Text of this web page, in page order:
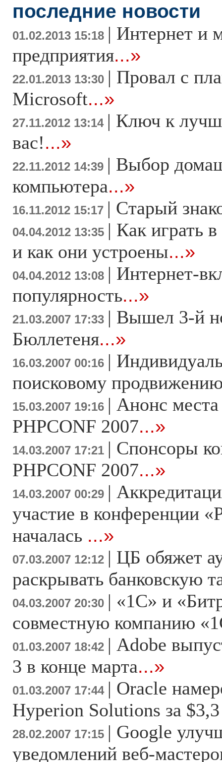
последние новости
01.02.2013 15:18 | Интернет и
предприятия...»
22.01.2013 13:30 | Провал с
Microsoft...»
27.11.2012 13:14 | Ключ к
вас!...»
22.11.2012 14:39 | Выбор
компьютера...»
16.11.2012 15:17 | Старый
04.04.2012 13:35 | Как играть
и как они устроены...»
04.04.2012 13:08 | Интернет-
популярность...»
21.03.2007 17:33 | Вышел 3-й
Бюллетеня...»
16.03.2007 00:16 |
поисковому
15.03.2007 19:16 | Анонс
PHPCONF 2007...»
14.03.2007 17:21 | Спонсоры
PHPCONF 2007...»
14.03.2007 00:29 |
участие в конференции
началась ...»
07.03.2007 12:12 | ЦБ обяжет
раскрывать банковскую
04.03.2007 20:30 | «1С» и
совместную компанию
01.03.2007 18:42 | Adobe
3 в конце марта...»
01.03.2007 17:44 | Oracle
Hyperion Solutions за
28.02.2007 17:15 | Google
уведомлений веб-